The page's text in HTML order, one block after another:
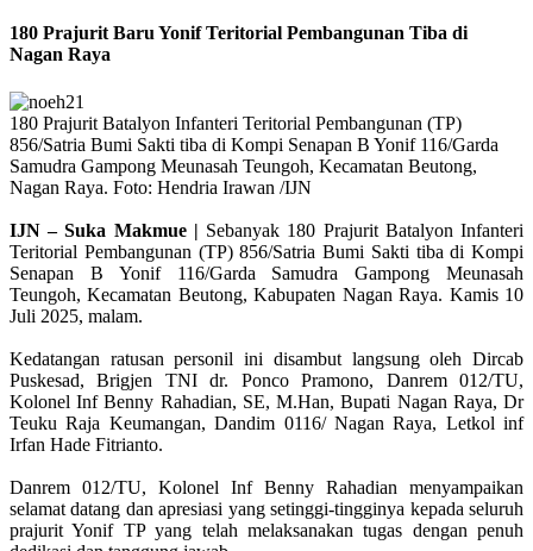
180 Prajurit Baru Yonif Teritorial Pembangunan Tiba di
Nagan Raya
180 Prajurit Batalyon Infanteri Teritorial Pembangunan (TP)
856/Satria Bumi Sakti tiba di Kompi Senapan B Yonif 116/Garda
Samudra Gampong Meunasah Teungoh, Kecamatan Beutong,
Nagan Raya. Foto: Hendria Irawan /IJN
IJN – Suka Makmue | Sebanyak 180 Prajurit Batalyon Infanteri
Teritorial Pembangunan (TP) 856/Satria Bumi Sakti tiba di Kompi
Senapan B Yonif 116/Garda Samudra Gampong Meunasah
Teungoh, Kecamatan Beutong, Kabupaten Nagan Raya. Kamis 10
Juli 2025, malam.
Kedatangan ratusan personil ini disambut langsung oleh Dircab
Puskesad, Brigjen TNI dr. Ponco Pramono, Danrem 012/TU,
Kolonel Inf Benny Rahadian, SE, M.Han, Bupati Nagan Raya, Dr
Teuku Raja Keumangan, Dandim 0116/ Nagan Raya, Letkol inf
Irfan Hade Fitrianto.
Danrem 012/TU, Kolonel Inf Benny Rahadian menyampaikan
selamat datang dan apresiasi yang setinggi-tingginya kepada seluruh
prajurit Yonif TP yang telah melaksanakan tugas dengan penuh